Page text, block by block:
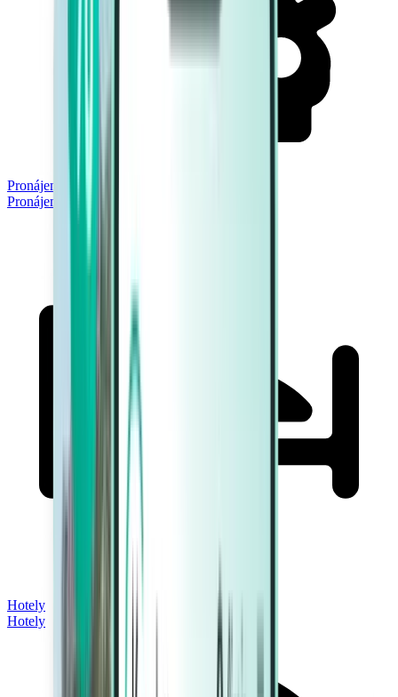
Pronájem aut
Pronájem aut
Hotely
Hotely